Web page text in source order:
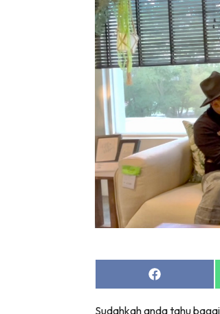
Share
on
Sudahkah anda tahu